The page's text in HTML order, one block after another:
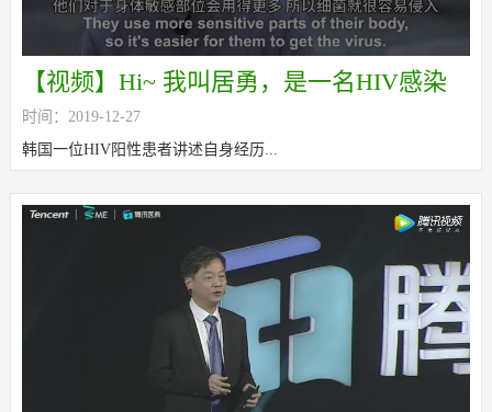
【视频】Hi~ 我叫居勇，是一名HIV感染
者
时间：2019-12-27
韩国一位HIV阳性患者讲述自身经历...